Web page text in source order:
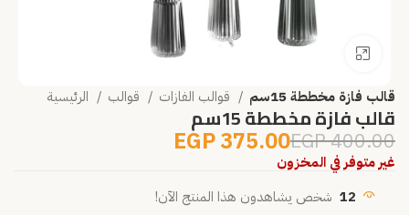
قالب فازة مخططة 15سم
قالب فازة مخططة 15سم
400.00
EGP
375.00
EGP
غير متوفر في المخزون
12 شخص يشاهدون هذا المنتج الآن!